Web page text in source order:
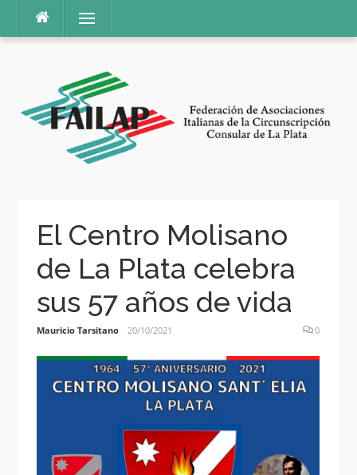
contenido
Menú
El Centro Molisano
de La Plata celebra
sus 57 años de vida
Mauricio Tarsitano 20/10/2021 0